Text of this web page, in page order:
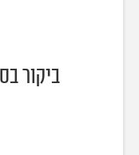
ביקור